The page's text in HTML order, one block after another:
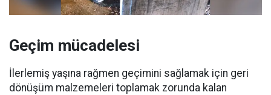
Geçim mücadelesi
İlerlemiş yaşına rağmen geçimini sağlamak için geri
dönüşüm malzemeleri toplamak zorunda kalan